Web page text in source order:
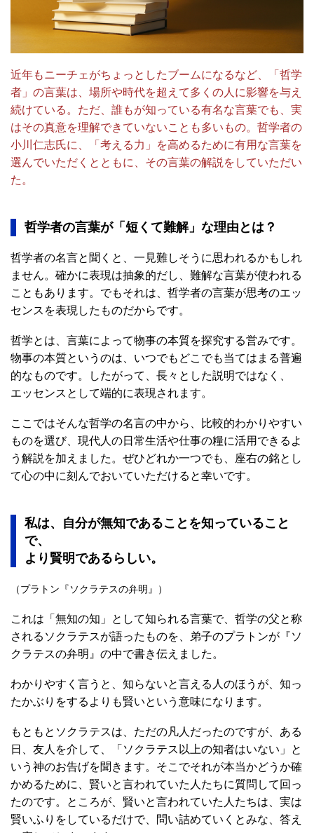
近年もニーチェがちょっとしたブームになるなど、「哲学
者」の言葉は、場所や時代を超えて多くの人に影響を与え
続けている。ただ、誰もが知っている有名な言葉でも、実
はその真意を理解できていないことも多いもの。哲学者の
小川仁志氏に、「考える力」を高めるために有用な言葉を
選んでいただくとともに、その言葉の解説をしていただい
た。
哲学者の言葉が「短くて難解」な理由とは？
哲学者の名言と聞くと、一見難しそうに思われるかもしれ
ません。確かに表現は抽象的だし、難解な言葉が使われる
こともあります。でもそれは、哲学者の言葉が思考のエッ
センスを表現したものだからです。
哲学とは、言葉によって物事の本質を探究する営みです。
物事の本質というのは、いつでもどこでも当てはまる普遍
的なものです。したがって、長々とした説明ではなく、
エッセンスとして端的に表現されます。
ここではそんな哲学の名言の中から、比較的わかりやすい
ものを選び、現代人の日常生活や仕事の糧に活用できるよ
う解説を加えました。ぜひどれか一つでも、座右の銘とし
て心の中に刻んでおいていただけると幸いです。
私は、自分が無知であることを知っていること
で、
より賢明であるらしい。
（プラトン『ソクラテスの弁明』）
これは「無知の知」として知られる言葉で、哲学の父と称
されるソクラテスが語ったものを、弟子のプラトンが『ソ
クラテスの弁明』の中で書き伝えました。
わかりやすく言うと、知らないと言える人のほうが、知っ
たかぶりをするよりも賢いという意味になります。
もともとソクラテスは、ただの凡人だったのですが、ある
日、友人を介して、「ソクラテス以上の知者はいない」と
いう神のお告げを聞きます。そこでそれが本当かどうか確
かめるために、賢いと言われていた人たちに質問して回っ
たのです。ところが、賢いと言われていた人たちは、実は
賢いふりをしているだけで、問い詰めていくとみな、答え